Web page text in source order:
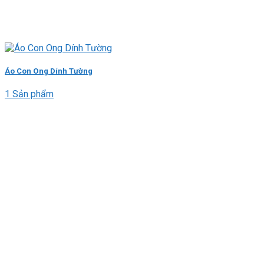
Áo Con Ong Dính Tường
1 Sản phẩm